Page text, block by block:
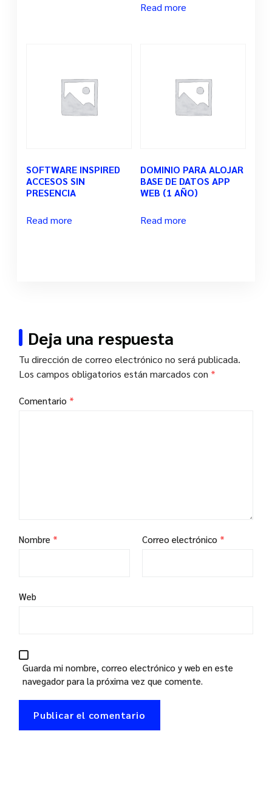
Read more
SOFTWARE INSPIRED
ACCESOS SIN
PRESENCIA
Read more
DOMINIO PARA ALOJAR
BASE DE DATOS APP
WEB (1 AÑO)
Read more
Deja una respuesta
Tu dirección de correo electrónico no será publicada.
Los campos obligatorios están marcados con *
Comentario *
Nombre * Correo electrónico *
Web
Guarda mi nombre, correo electrónico y web en este
navegador para la próxima vez que comente.